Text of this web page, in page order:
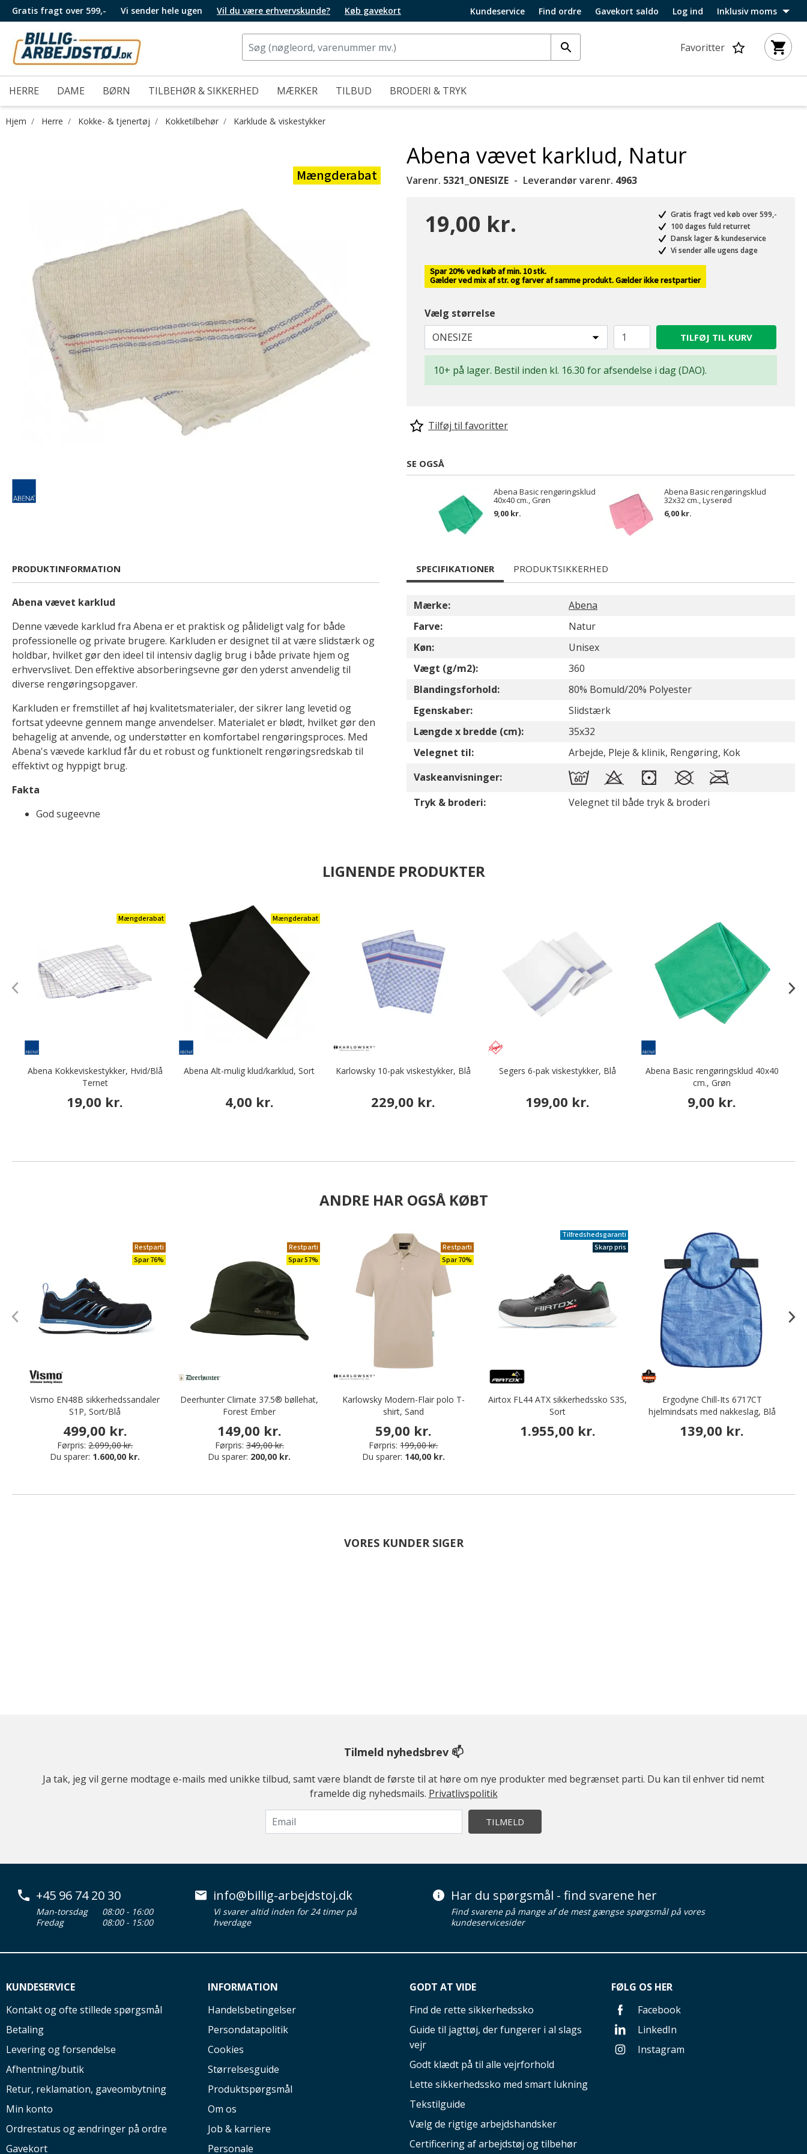
Gratis fragt over 599,- Vi sender hele ugen Vil du være erhvervskunde? Køb gavekort Kundeservice Find ordre Gavekort saldo Log ind Inklusiv moms
Favoritter
HERRE DAME BØRN TILBEHØR & SIKKERHED MÆRKER TILBUD BRODERI & TRYK
Hjem Herre Kokke- & tjenertøj Kokketilbehør Karklude & viskestykker
Mængderabat
Abena vævet karklud, Natur
Varenr. 5321_ONESIZE Leverandør varenr. 4963
19,00 kr.
Gratis fragt ved køb over 599,-
100 dages fuld returret
Dansk lager & kundeservice
Vi sender alle ugens dage
Spar 20% ved køb af min. 10 stk.
Gælder ved mix af str. og farver af samme produkt. Gælder ikke restpartier
Vælg størrelse
ONESIZE
TILFØJ TIL KURV
10+ på lager. Bestil inden kl. 16.30 for afsendelse i dag (DAO).
Tilføj til favoritter
SE OGSÅ
Abena Basic rengøringsklud
40x40 cm., Grøn
9,00 kr.
Abena Basic rengøringsklud
32x32 cm., Lyserød
6,00 kr.
PRODUKTINFORMATION
Abena vævet karklud
Denne vævede karklud fra Abena er et praktisk og pålideligt valg for både
professionelle og private brugere. Karkluden er designet til at være slidstærk og
holdbar, hvilket gør den ideel til intensiv daglig brug i både private hjem og
erhvervslivet. Den effektive absorberingsevne gør den yderst anvendelig til
diverse rengøringsopgaver.
Karkluden er fremstillet af høj kvalitetsmaterialer, der sikrer lang levetid og
fortsat ydeevne gennem mange anvendelser. Materialet er blødt, hvilket gør den
behagelig at anvende, og understøtter en komfortabel rengøringsproces. Med
Abena's vævede karklud får du et robust og funktionelt rengøringsredskab til
effektivt og hyppigt brug.
Fakta
God sugeevne
SPECIFIKATIONER PRODUKTSIKKERHED
Mærke:
Abena
Farve:
Natur
Køn:
Unisex
Vægt (g/m2):
360
Blandingsforhold:
80% Bomuld/20% Polyester
Egenskaber:
Slidstærk
Længde x bredde (cm):
35x32
Velegnet til:
Arbejde, Pleje & klinik, Rengøring, Kok
Vaskeanvisninger:
Tryk & broderi:
Velegnet til både tryk & broderi
LIGNENDE PRODUKTER
Mængderabat
Abena Kokkeviskestykker, Hvid/Blå
Ternet
19,00 kr.
Mængderabat
Abena Alt-mulig klud/karklud, Sort
4,00 kr.
Karlowsky 10-pak viskestykker, Blå
229,00 kr.
Segers 6-pak viskestykker, Blå
199,00 kr.
Abena Basic rengøringsklud 40x40
cm., Grøn
9,00 kr.
ANDRE HAR OGSÅ KØBT
Restparti
Spar 76%
Vismo EN48B sikkerhedssandaler
S1P, Sort/Blå
499,00 kr.
Førpris: 2.099,00 kr.
Du sparer: 1.600,00 kr.
Restparti
Spar 57%
Deerhunter Climate 37.5® bøllehat,
Forest Ember
149,00 kr.
Førpris: 349,00 kr.
Du sparer: 200,00 kr.
Restparti
Spar 70%
Karlowsky Modern-Flair polo T-
shirt, Sand
59,00 kr.
Førpris: 199,00 kr.
Du sparer: 140,00 kr.
Tilfredshedsgaranti
Skarp pris
Airtox FL44 ATX sikkerhedssko S3S,
Sort
1.955,00 kr.
Ergodyne Chill-Its 6717CT
hjelmindsats med nakkeslag, Blå
139,00 kr.
VORES KUNDER SIGER
Tilmeld nyhedsbrev 📫
Ja tak, jeg vil gerne modtage e-mails med unikke tilbud, samt være blandt de første til at høre om nye produkter med begrænset parti. Du kan til enhver tid nemt
framelde dig nyhedsmails. Privatlivspolitik
TILMELD
+45 96 74 20 30
Man-torsdag
08:00 - 16:00
Fredag
08:00 - 15:00
info@billig-arbejdstoj.dk
Vi svarer altid inden for 24 timer på
hverdage
Har du spørgsmål - find svarene her
Find svarene på mange af de mest gængse spørgsmål på vores
kundeservicesider
KUNDESERVICE
Kontakt og ofte stillede spørgsmål
Betaling
Levering og forsendelse
Afhentning/butik
Retur, reklamation, gaveombytning
Min konto
Ordrestatus og ændringer på ordre
Gavekort
INFORMATION
Handelsbetingelser
Persondatapolitik
Cookies
Størrelsesguide
Produktspørgsmål
Om os
Job & karriere
Personale
GODT AT VIDE
Find de rette sikkerhedssko
Guide til jagttøj, der fungerer i al slags
vejr
Godt klædt på til alle vejrforhold
Lette sikkerhedssko med smart lukning
Tekstilguide
Vælg de rigtige arbejdshandsker
Certificering af arbejdstøj og tilbehør
FØLG OS HER
Facebook
LinkedIn
Instagram